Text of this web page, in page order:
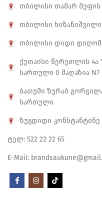
თბილისი თამარ მეფის
თბილისი
თბილისი დიდი
ქუთაისი წერეთლის 4ა
სართული 0 მაღაზია N7
ბათუმი ზურაბ
სართული
ზუგდიდი კონსტანტინე
ტელ: 522 22 22 65
E-Mail: